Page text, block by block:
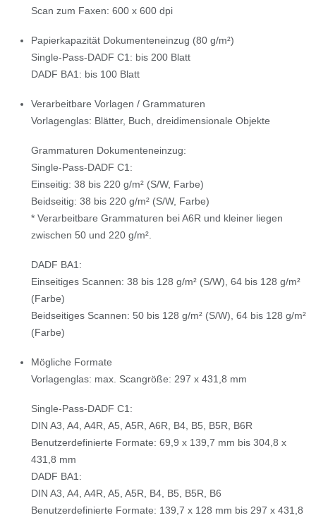
Scan zum Faxen: 600 x 600 dpi
Papierkapazität Dokumenteneinzug (80 g/m²)
Single-Pass-DADF C1: bis 200 Blatt
DADF BA1: bis 100 Blatt
Verarbeitbare Vorlagen / Grammaturen
Vorlagenglas: Blätter, Buch, dreidimensionale Objekte
Grammaturen Dokumenteneinzug:
Single-Pass-DADF C1:
Einseitig: 38 bis 220 g/m² (S/W, Farbe)
Beidseitig: 38 bis 220 g/m² (S/W, Farbe)
* Verarbeitbare Grammaturen bei A6R und kleiner liegen
zwischen 50 und 220 g/m².
DADF BA1:
Einseitiges Scannen: 38 bis 128 g/m² (S/W), 64 bis 128 g/m²
(Farbe)
Beidseitiges Scannen: 50 bis 128 g/m² (S/W), 64 bis 128 g/m²
(Farbe)
Mögliche Formate
Vorlagenglas: max. Scangröße: 297 x 431,8 mm
Single-Pass-DADF C1:
DIN A3, A4, A4R, A5, A5R, A6R, B4, B5, B5R, B6R
Benutzerdefinierte Formate: 69,9 x 139,7 mm bis 304,8 x
431,8 mm
DADF BA1:
DIN A3, A4, A4R, A5, A5R, B4, B5, B5R, B6
Benutzerdefinierte Formate: 139,7 x 128 mm bis 297 x 431,8